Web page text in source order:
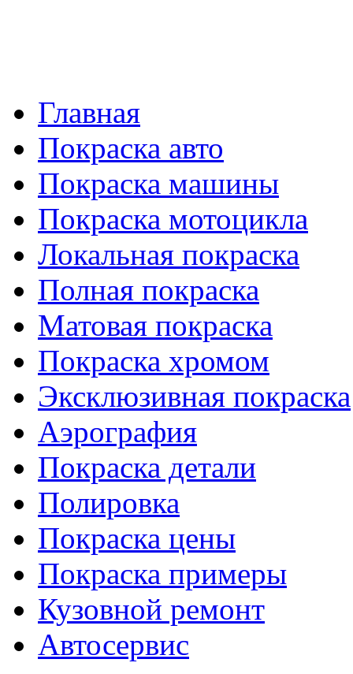
Главная
Покраска авто
Покраска машины
Покраска мотоцикла
Локальная покраска
Полная покраска
Матовая покраска
Покраска хромом
Эксклюзивная покраска
Аэрография
Покраска детали
Полировка
Покраска цены
Покраска примеры
Кузовной ремонт
Автосервис